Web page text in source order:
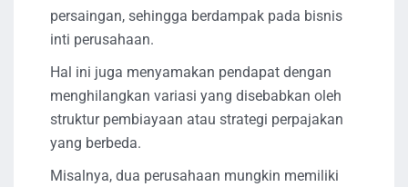
persaingan, sehingga berdampak pada bisnis
inti perusahaan.
Hal ini juga menyamakan pendapat dengan
menghilangkan variasi yang disebabkan oleh
struktur pembiayaan atau strategi perpajakan
yang berbeda.
Misalnya, dua perusahaan mungkin memiliki